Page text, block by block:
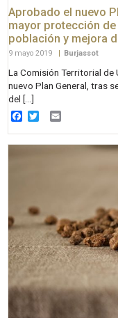
Aprobado el nuevo
mayor protección
población y mejora
9 mayo 2019 | Burjassot
La Comisión Territorial
nuevo Plan General, tras
del […]
Facebook
Twitter